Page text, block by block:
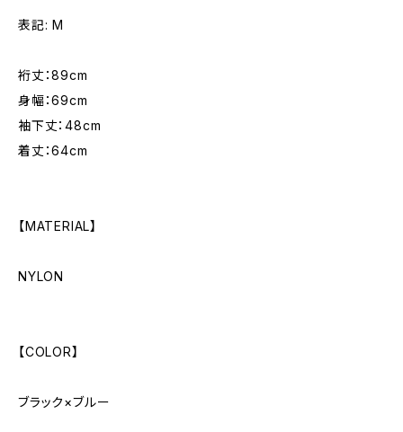
表記: M
裄丈：89cm
身幅：69cm
袖下丈：48cm
着丈：64cm
【MATERIAL】
NYLON
【COLOR】
ブラック×ブルー